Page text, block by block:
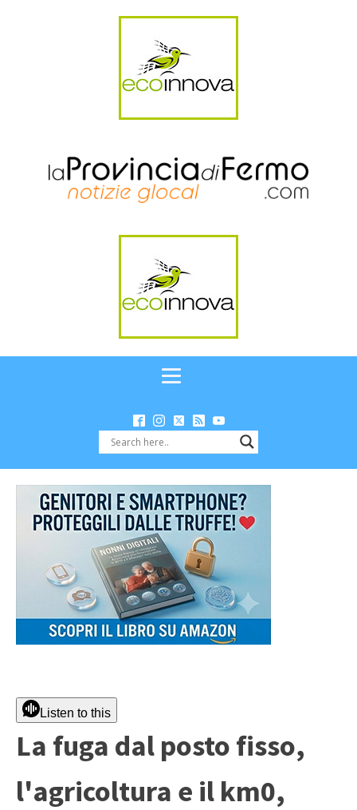
Listen to this
La fuga dal posto fisso,
l'agricoltura e il km0,